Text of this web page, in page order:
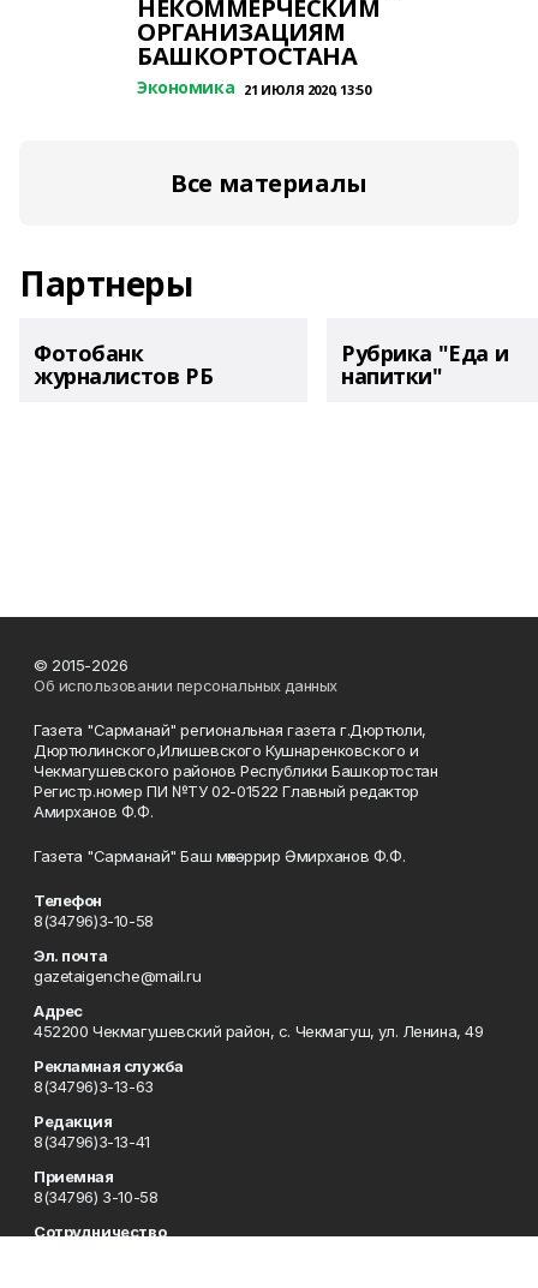
НЕКОММЕРЧЕСКИМ
ОРГАНИЗАЦИЯМ
БАШКОРТОСТАНА
Экономика 21 ИЮЛЯ 2020, 13:50
Все материалы
Партнеры
Фотобанк
журналистов РБ
Рубрика "Еда и
напитки"
© 2015-2026
Об использовании персональных данных
Газета "Сарманай" региональная газета г.Дюртюли,
Дюртюлинского,Илишевского Кушнаренковского и
Чекмагушевского районов Республики Башкортостан
Регистр.номер ПИ №ТУ 02-01522 Главный редактор
Амирханов Ф.Ф.
Газета "Сарманай" Баш мөхәррир Әмирханов Ф.Ф.
Телефон
8(34796)3-10-58
Эл. почта
gazetaigenche@mail.ru
Адрес
452200 Чекмагушевский район, с. Чекмагуш, ул. Ленина, 49
Рекламная служба
8(34796)3-13-63
Редакция
8(34796)3-13-41
Приемная
8(34796) 3-10-58
Сотрудничество